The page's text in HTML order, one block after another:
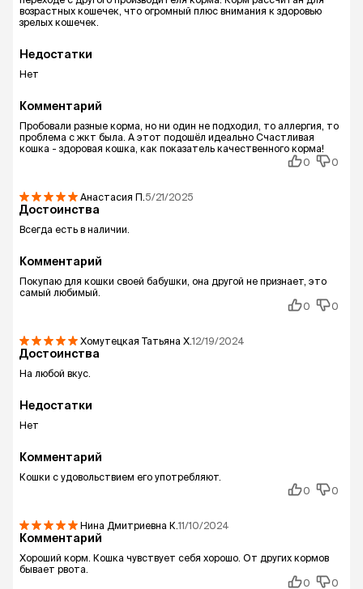
возрастных кошечек, что огромный плюс внимания к здоровью
зрелых кошечек.
Недостатки
Нет
Комментарий
Пробовали разные корма, но ни один не подходил, то аллергия, то
проблема с жкт была. А этот подошёл идеально Счастливая
кошка - здоровая кошка, как показатель качественного корма!
0
0
Анастасия П. 5/21/2025
Достоинства
Всегда есть в наличии.
Комментарий
Покупаю для кошки своей бабушки, она другой не признает, это
самый любимый.
0
0
Хомутецкая Татьяна Х.12/19/2024
Достоинства
На любой вкус.
Недостатки
Нет
Комментарий
Кошки с удовольствием его употребляют.
0
0
Нина Дмитриевна К.11/10/2024
Комментарий
Хороший корм. Кошка чувствует себя хорошо. От других кормов
бывает рвота.
0
0